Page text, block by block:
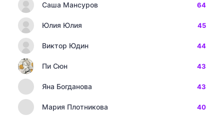
Саша Мансуров 64
Юлия Юлия 45
Виктор Юдин 44
Пи Сюн 43
Яна Богданова 43
Мария Плотникова 40